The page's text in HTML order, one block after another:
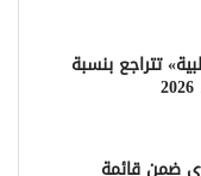
تتراجع بنسبة
ضمن قائمة